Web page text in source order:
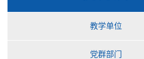
教学单位
党群部门